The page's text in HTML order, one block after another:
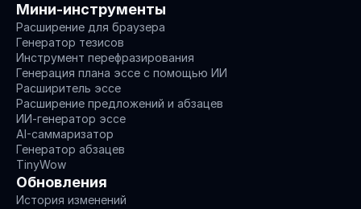
Мини-инструменты
Расширение для браузера
Генератор тезисов
Инструмент перефразирования
Генерация плана эссе с помощью ИИ
Расширитель эссе
Расширение предложений и абзацев
ИИ-генератор эссе
AI-саммаризатор
Генератор абзацев
TinyWow
Обновления
История изменений